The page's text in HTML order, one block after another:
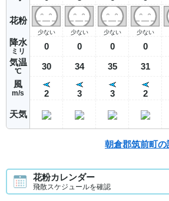
花粉
降水
ミリ
気温
℃
風
m/s
天気
少ない
0
30
2
少ない
0
34
3
少ない
0
35
3
少ない
0
31
2
朝倉郡筑前町
花粉カレンダー
飛散スケジュールを確認